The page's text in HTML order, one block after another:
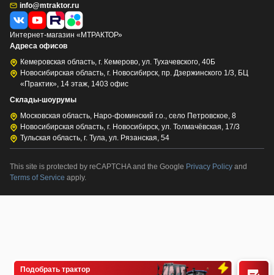
info@mtraktor.ru
Интернет-магазин «МТРАКТОР»
Адреса офисов
Кемеровская область, г. Кемерово, ул. Тухачевского, 40Б
Новосибирская область, г. Новосибирск, пр. Дзержинского 1/3, БЦ
«Практик», 14 этаж, 1403 офис
Склады-шоурумы
Московская область, Наро-фоминский г.о., село Петровское, 8
Новосибирская область, г. Новосибирск, ул. Толмачёвская, 17/3
Тульская область, г. Тула, ул. Рязанская, 54
This site is protected by reCAPTCHA and the Google Privacy Policy and
Terms of Service apply.
Подобрать трактор